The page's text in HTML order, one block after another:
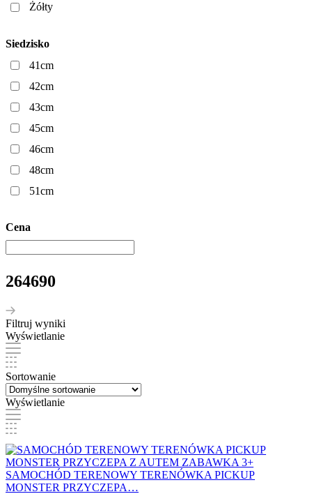
Żółty
Siedzisko
41cm
42cm
43cm
45cm
46cm
48cm
51cm
Cena
264690
Filtruj wyniki
Wyświetlanie
Sortowanie
Wyświetlanie
SAMOCHÓD TERENOWY TERENÓWKA PICKUP
MONSTER PRZYCZEPA…